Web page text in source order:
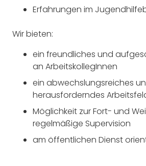
Erfahrungen im
Wir bieten:
ein freundliches und
an ArbeitskollegInnen
ein abwechslungsreiches
herausforderndes
Möglichkeit zur Fort- und
regelmäßige Supervision
am öffentlichen Dienst